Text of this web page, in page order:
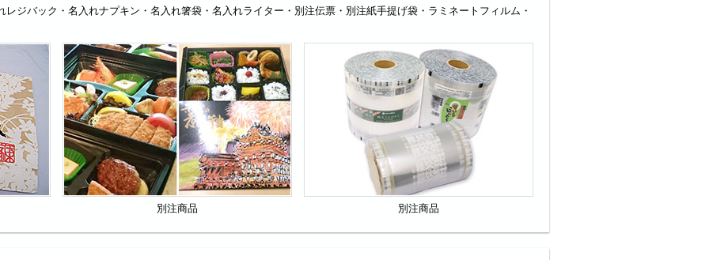
ジバック・名入れナプキン・名入れ箸袋・名入れライター・別注伝票・別注紙手提げ袋・ラミネートフィルム・
別注商品 別注商品